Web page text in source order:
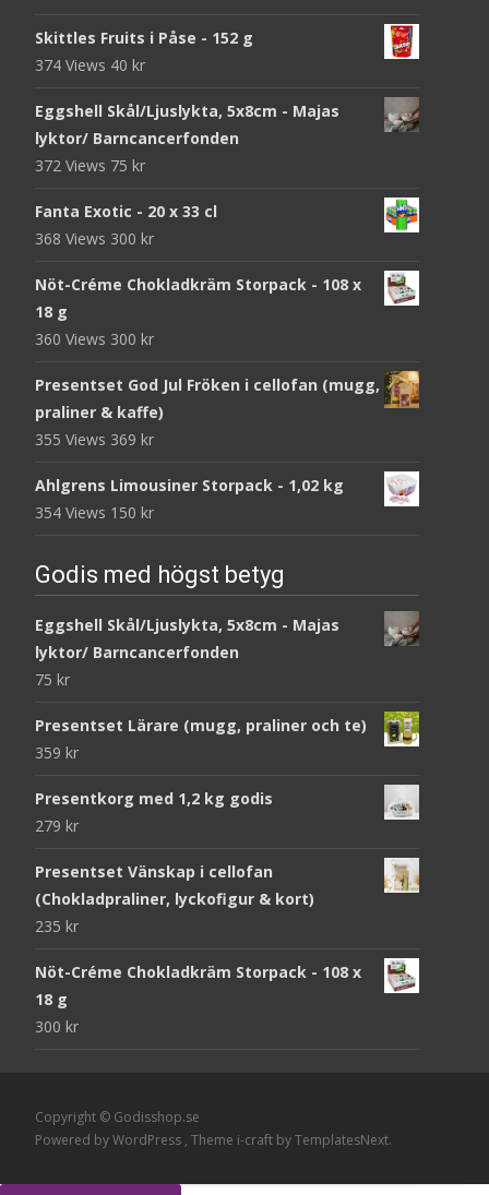
Skittles Fruits i Påse - 152 g
374 Views 40 kr
Eggshell Skål/Ljuslykta, 5x8cm - Majas
lyktor/ Barncancerfonden
372 Views 75 kr
Fanta Exotic - 20 x 33 cl
368 Views 300 kr
Nöt-Créme Chokladkräm Storpack - 108 x
18 g
360 Views 300 kr
Presentset God Jul Fröken i cellofan (mugg,
praliner & kaffe)
355 Views 369 kr
Ahlgrens Limousiner Storpack - 1,02 kg
354 Views 150 kr
Godis med högst betyg
Eggshell Skål/Ljuslykta, 5x8cm - Majas
lyktor/ Barncancerfonden
75 kr
Presentset Lärare (mugg, praliner och te)
359 kr
Presentkorg med 1,2 kg godis
279 kr
Presentset Vänskap i cellofan
(Chokladpraliner, lyckofigur & kort)
235 kr
Nöt-Créme Chokladkräm Storpack - 108 x
18 g
300 kr
Copyright © Godisshop.se
Powered by WordPress , Theme i-craft by TemplatesNext.